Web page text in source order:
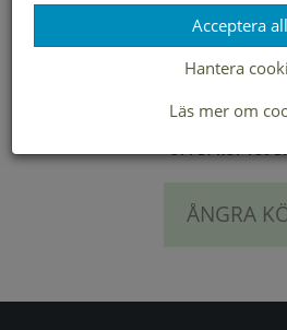
FRAKT 49:-
ÖPPET KÖP I 30
ÅNGRA
Acceptera
Hantera
Läs mer om